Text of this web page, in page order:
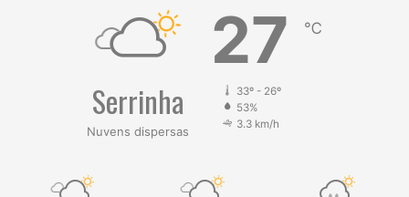
Serrinha
Nuvens dispersas
27 ℃
33º - 26º
53%
3.3 km/h